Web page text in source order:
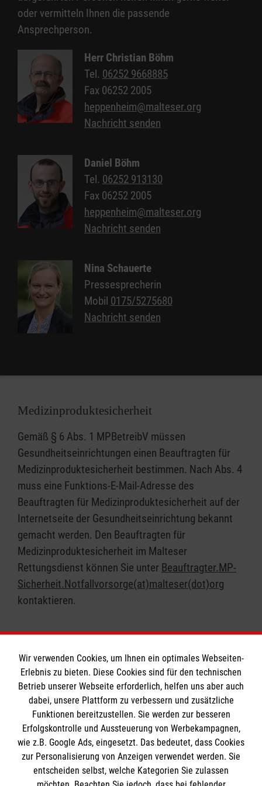
Benötigt wirdein Trinkwasseranschluss (¾ Zoll,
GK-Kupplung; höchste Entfernung 25 m) und ein
Stromanschluss (380 Volt Eurosteckdose, 16
Ampere Absicherung, höchste Entfernung 10
m). Die anfallenden Abwässer müssen einer
Kläranlage zur ordnungsgemäßen Reinigung
zugeführt werden (höchste Entfernung zum
Kanal: 25 m).
Berger-Anhänger mit Tandemachse,
mehr als 1.600 kg zulässiges Gesamtgewicht,
Alukofferaufbau,
1 Hobart-Geschirrspüler GS FX-30S mit
Flüssigkeitsreiniger & Klarspüler,
5 Geschirrspülkörbe, 1 Besteckkorb,
1 Vorspüleinrichtung,
Zu- und Ablaufschläuche,
¾ “ Bajonett, Geschirrspülmobil-
2 Hydraulikwagenheber.
Institutionen für Festveranstaltungen gegen
eine Gebühr zur Verfügung gestellt. Eine
Nutzung durch gewerbliche Anwender ist
ausgeschlossen.
Die Gebühr dient der Unterhaltung des
Fahrzeugs, sowie Ausstattung mit Spülmitteln
und zur Deckung des Aufwandes des
Transportes und der Wartung.
Der Malteser Hilfsdienst Heppenheim bestätigt
die Anmietung kurzfristig in schriftlicher Form
und übermittelt einen Mietvertrag. Der Mieter
gemacht werden. Falsche Angaben ziehen den
Ausschluss des Mieters bei künftigen
Anmietungswünschen nach sich!
Mit den Unterschriften beider Vertragsparteien
ist die Reservierung bestätigt.
Das Geschirrmobil wird grundsätzlich vom
Malteser Hilfsdienst Heppenheim gebracht und
abgeholt.
oder vermitteln Ihnen die passende
Ansprechperson.
Herr Christian Böhm
Tel. 06252 9668885
Fax 06252 2005
heppenheim@malteser.org
Nachricht senden
Daniel Böhm
Tel. 06252 913130
Fax 06252 2005
heppenheim@malteser.org
Nachricht senden
Nina Schauerte
Pressesprecherin
Mobil 0175/5275680
Nachricht senden
Medizinproduktesicherheit
Gemäß § 6 Abs. 1 MPBetreibV müssen
Gesundheitseinrichtungen einen Beauftragten für
Medizinproduktesicherheit bestimmen. Nach Abs. 4
muss eine Funktions-E-Mail-Adresse des
Beauftragten für Medizinproduktesicherheit auf der
Internetseite der Gesundheitseinrichtung bekannt
gemacht werden. Den Beauftragten für
Medizinproduktesicherheit im Malteser
Rettungsdienst können Sie unter Beauftragter.MP-
Sicherheit.Notfallvorsorge(at)malteser(dot)org
kontaktieren.
Informationen
Impressum
Datenschutz
Barrierefreiheit
Kontakt
Die Malteser
Wir verwenden Cookies, um Ihnen ein optimales Webseiten-
Erlebnis zu bieten. Diese Cookies sind für den technischen
Betrieb unserer Webseite erforderlich, helfen uns aber auch
dabei, unsere Plattform zu verbessern und zusätzliche
Funktionen bereitzustellen. Sie werden zur besseren
Erfolgskontrolle und Aussteuerung von Werbekampagnen,
wie z.B. Google Ads, eingesetzt. Das bedeutet, dass Cookies
zur Personalisierung von Anzeigen verwendet werden. Sie
entscheiden selbst, welche Kategorien Sie zulassen